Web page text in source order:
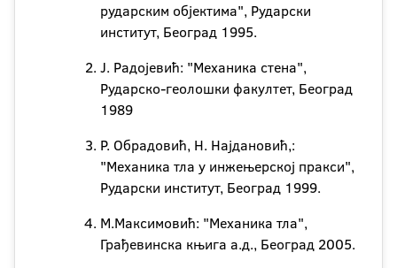
рударским објектима", Рударски
институт, Београд 1995.
Ј. Радојевић: "Механика стена",
Рударско-геолошки факултет, Београд
1989
Р. Обрадовић, Н. Најдановић,:
"Механика тла у инжењерској пракси",
Рударски институт, Београд 1999.
М.Максимовић: "Механика тла",
Грађевинска књига а.д., Београд 2005.